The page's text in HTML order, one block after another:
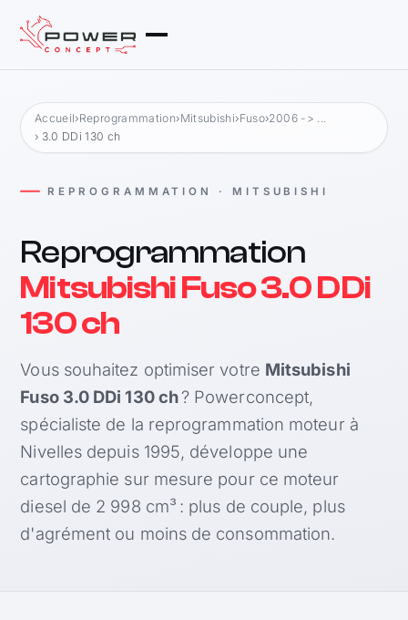
Accueil›Reprogrammation›Mitsubishi›Fuso›2006 -> ...
› 3.0 DDi 130 ch
REPROGRAMMATION · MITSUBISHI
Reprogrammation
Mitsubishi Fuso 3.0 DDi
130 ch
Vous souhaitez optimiser votre Mitsubishi
Fuso 3.0 DDi 130 ch? Powerconcept,
spécialiste de la reprogrammation moteur à
Nivelles depuis 1995, développe une
cartographie sur mesure pour ce moteur
diesel de 2 998 cm³ : plus de couple, plus
d'agrément ou moins de consommation.